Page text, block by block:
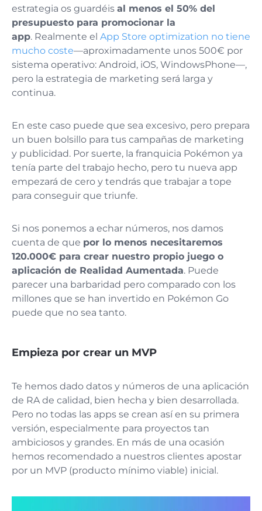
estrategia os guardéis al menos el 50% del
presupuesto para promocionar la
app. Realmente el App Store optimization no tiene
mucho coste—aproximadamente unos 500€ por
sistema operativo: Android, iOS, WindowsPhone—,
pero la estrategia de marketing será larga y
continua.
En este caso puede que sea excesivo, pero prepara
un buen bolsillo para tus campañas de marketing
y publicidad. Por suerte, la franquicia Pokémon ya
tenía parte del trabajo hecho, pero tu nueva app
empezará de cero y tendrás que trabajar a tope
para conseguir que triunfe.
Si nos ponemos a echar números, nos damos
cuenta de que por lo menos necesitaremos
120.000€ para crear nuestro propio juego o
aplicación de Realidad Aumentada. Puede
parecer una barbaridad pero comparado con los
millones que se han invertido en Pokémon Go
puede que no sea tanto.
Empieza por crear un MVP
Te hemos dado datos y números de una aplicación
de RA de calidad, bien hecha y bien desarrollada.
Pero no todas las apps se crean así en su primera
versión, especialmente para proyectos tan
ambiciosos y grandes. En más de una ocasión
hemos recomendado a nuestros clientes apostar
por un MVP (producto mínimo viable) inicial.